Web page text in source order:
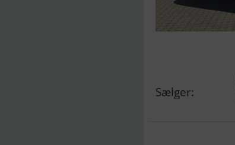
Sælger: